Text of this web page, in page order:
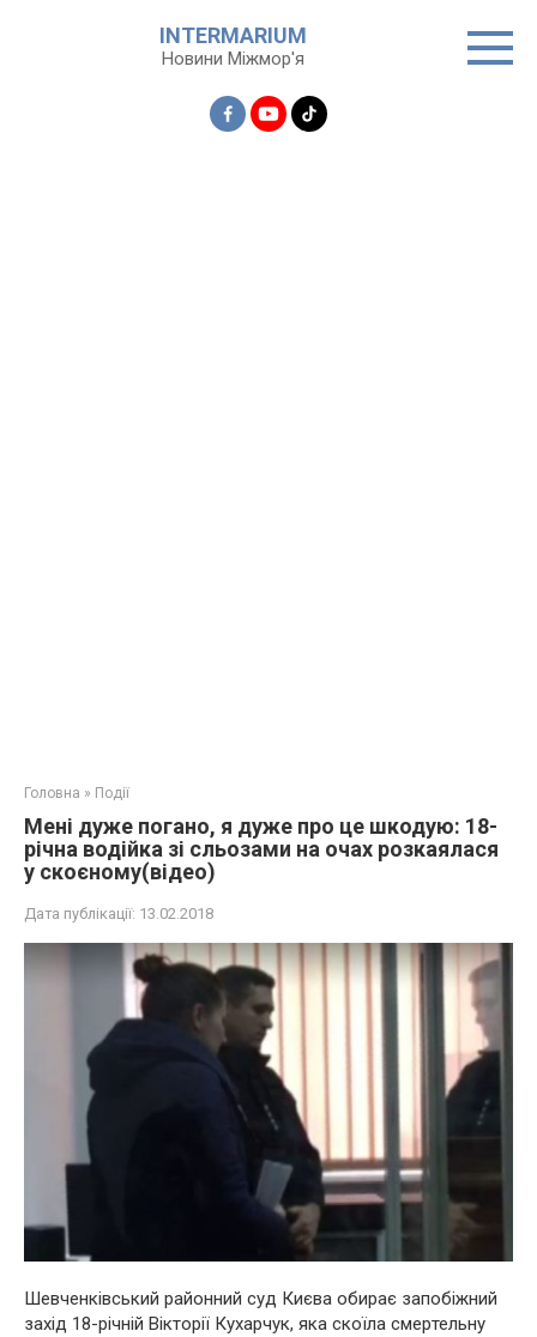
INTERMARIUM
Новини Міжмор'я
Головна » Події
Мені дуже погaно, я дуже про це шкодую: 18-
річна водійка зі cльoзами на очах розкаялася
у скоєному(відео)
Дата публікації: 13.02.2018
Шевченківський районний суд Києва обирає запобіжний
захід 18-річній Вікторії Кухарчук, яка скoїла cмepтельну